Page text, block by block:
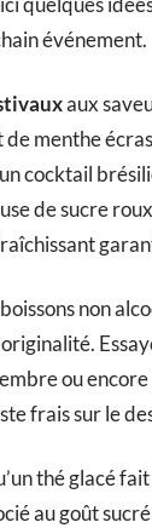
événement.
aux
de menthe
cocktail
de sucre
non
ou
frais sur le
thé glacé
au goût